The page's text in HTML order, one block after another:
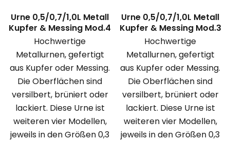
Urne 0,5/0,7/1,0L Metall
Kupfer & Messing Mod.4
Hochwertige
Metallurnen, gefertigt
aus Kupfer oder Messing.
Die Oberflächen sind
versilbert, brüniert oder
lackiert. Diese Urne ist
weiteren vier Modellen,
jeweils in den Größen 0,3
Urne 0,5/0,7/1,0L Metall
Kupfer & Messing Mod.3
Hochwertige
Metallurnen, gefertigt
aus Kupfer oder Messing.
Die Oberflächen sind
versilbert, brüniert oder
lackiert. Diese Urne ist
weiteren vier Modellen,
jeweils in den Größen 0,3